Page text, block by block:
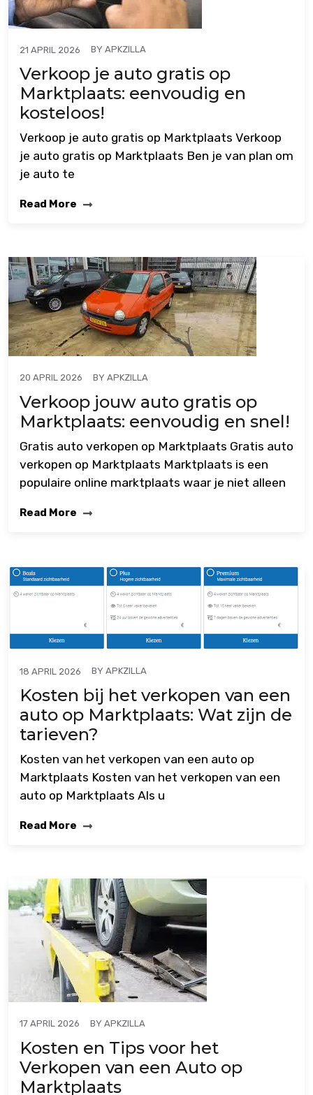
21 APRIL 2026 BY APKZILLA
Verkoop je auto gratis op
Marktplaats: eenvoudig en
kosteloos!
Verkoop je auto gratis op Marktplaats Verkoop
je auto gratis op Marktplaats Ben je van plan om
je auto te
Read More
20 APRIL 2026 BY APKZILLA
Verkoop jouw auto gratis op
Marktplaats: eenvoudig en snel!
Gratis auto verkopen op Marktplaats Gratis auto
verkopen op Marktplaats Marktplaats is een
populaire online marktplaats waar je niet alleen
Read More
18 APRIL 2026 BY APKZILLA
Kosten bij het verkopen van een
auto op Marktplaats: Wat zijn de
tarieven?
Kosten van het verkopen van een auto op
Marktplaats Kosten van het verkopen van een
auto op Marktplaats Als u
Read More
17 APRIL 2026 BY APKZILLA
Kosten en Tips voor het
Verkopen van een Auto op
Marktplaats